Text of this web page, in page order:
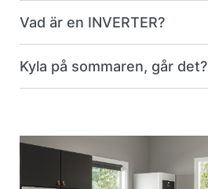
Vad är en INVERTER?
Kyla på sommaren, går det?